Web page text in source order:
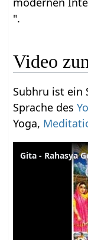
".
Video
Subhru ist ein
Sprache des
Yoga,
Gita - Rahasya